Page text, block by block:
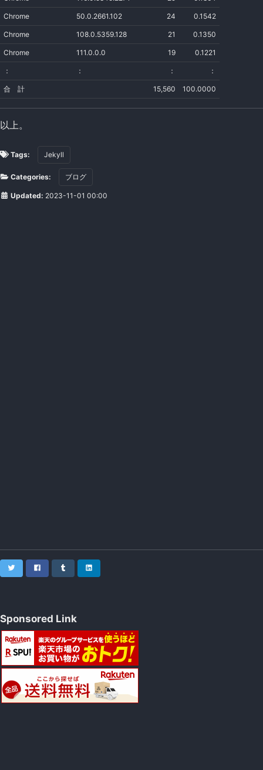
Chrome 50.0.2661.102 24 0.1542
Chrome 108.0.5359.128 21 0.1350
Chrome 111.0.0.0 19 0.1221
： ： ： ：
合 計 15,560 100.0000
以上。
Tags: Jekyll
Categories: ブログ
Updated: 2023-11-01 00:00
Twitter FacebookTumblr
Sponsored Link